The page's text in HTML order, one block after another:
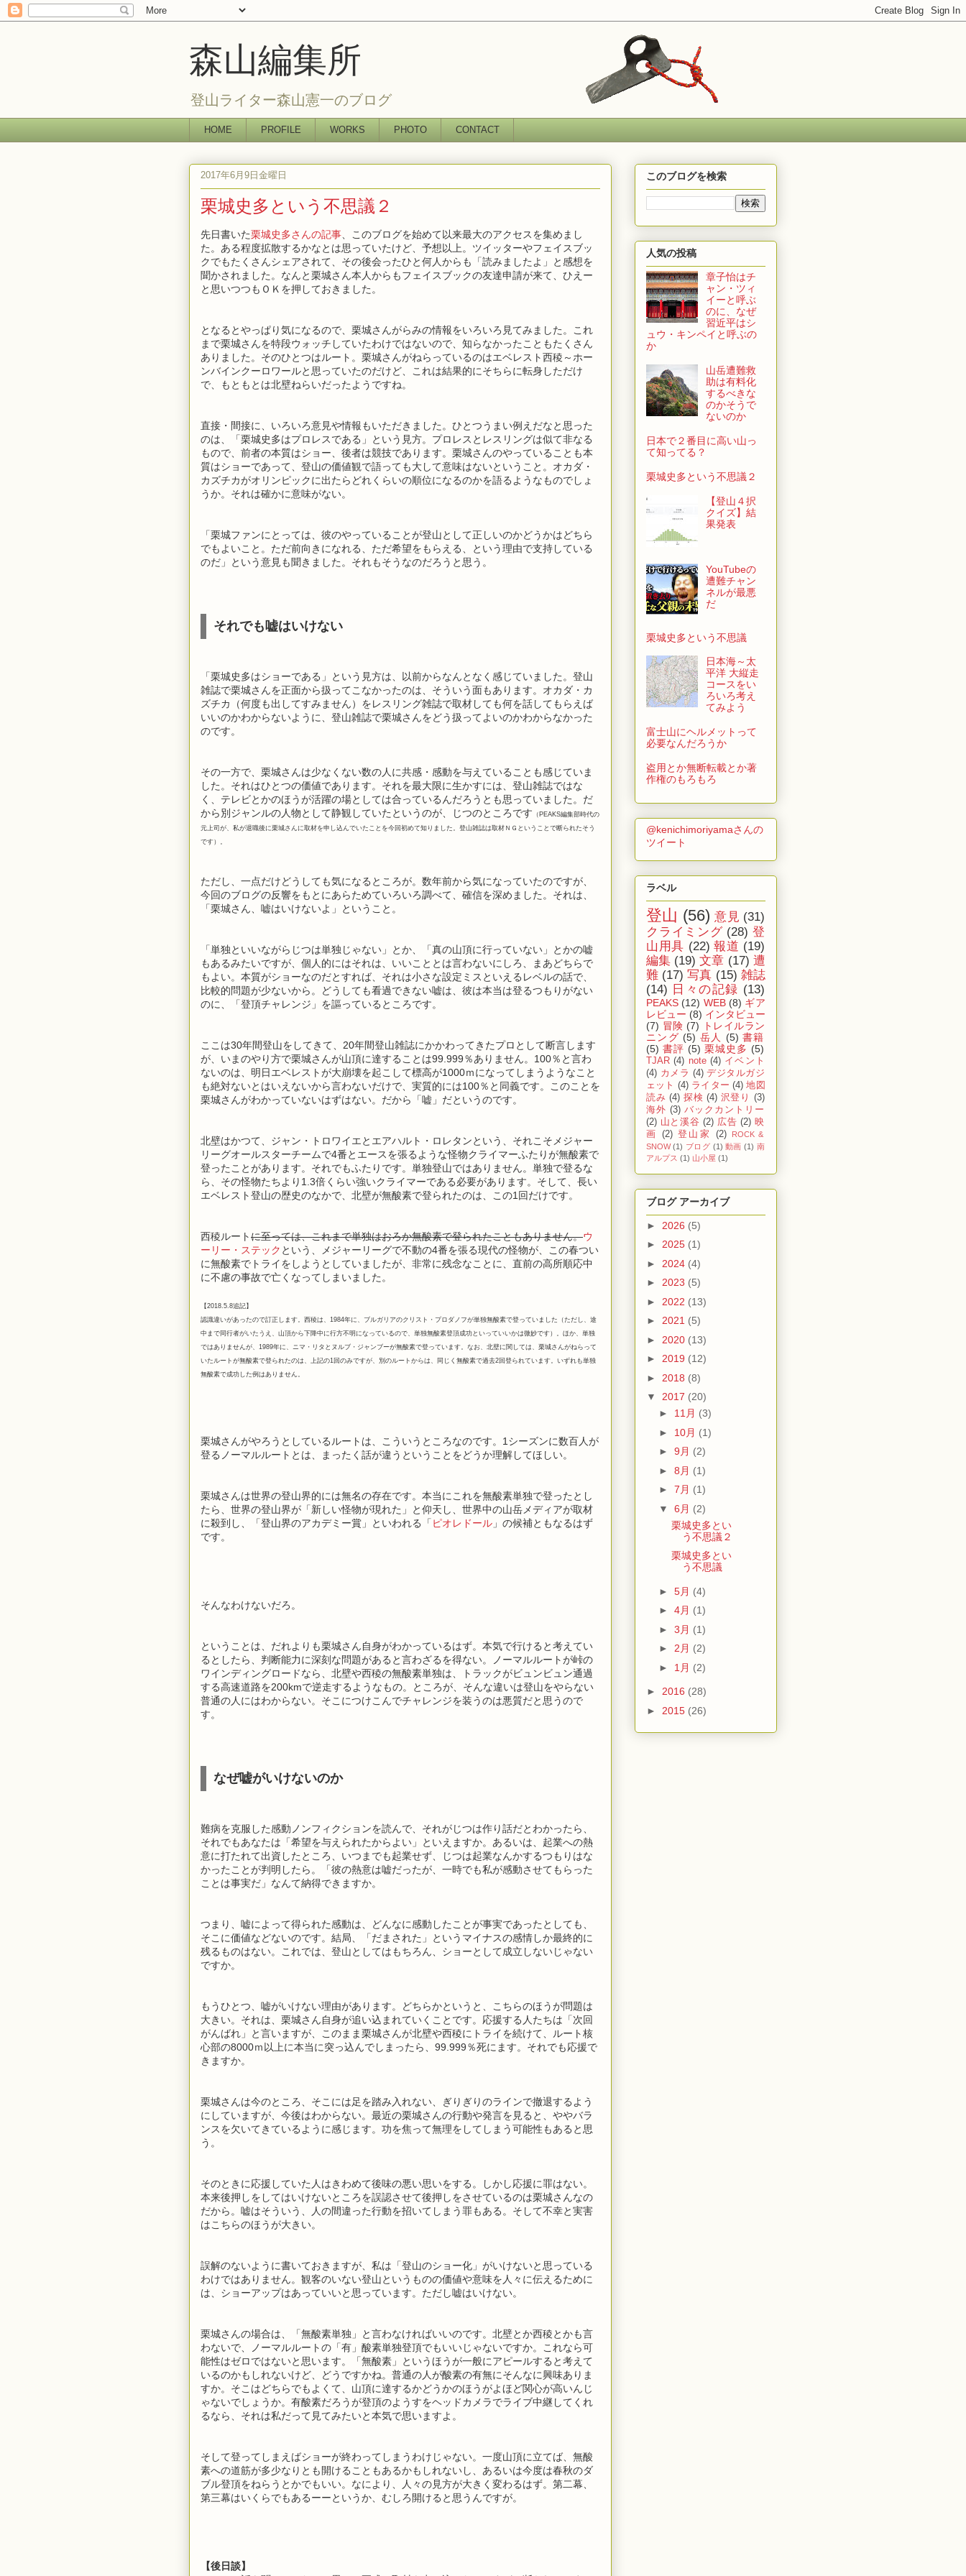
森山編集所
登山ライター森山憲一のブログ
HOME PROFILE WORKS PHOTO CONTACT
2017年6月9日金曜日
栗城史多という不思議２
先日書いた栗城史多さんの記事 、このブログを始めて以来最大のアクセスを集めまし
た。ある程度拡散するかなとは思っていたけど、予想以上。ツイッターやフェイスブッ
クでもたくさんシェアされて、その後会ったひと何人からも「読みましたよ」と感想を
聞かされました。なんと栗城さん本人からもフェイスブックの友達申請が来て、ひえー
と思いつつもＯＫを押しておきました。
となるとやっぱり気になるので、栗城さんがらみの情報をいろいろ見てみました。これ
まで栗城さんを特段ウォッチしていたわけではないので、知らなかったこともたくさん
ありました。そのひとつはルート。栗城さんがねらっているのはエベレスト西稜～ホー
ンバインクーロワールと思っていたのだけど、これは結果的にそちらに転身しただけ
で、もともとは北壁ねらいだったようですね。
直接・間接に、いろいろ意見や情報もいただきました。ひとつうまい例えだなと思った
のは、「栗城史多はプロレスである」という見方。プロレスとレスリングは似て非なる
もので、前者の本質はショー、後者は競技であります。栗城さんのやっていることも本
質はショーであって、登山の価値観で語っても大して意味はないということ。オカダ・
カズチカがオリンピックに出たらどれくらいの順位になるのかを語るようなものでしょ
うか。それは確かに意味がない。
「栗城ファンにとっては、彼のやっていることが登山として正しいのかどうかはどちら
でもよいこと。ただ前向きになれる、ただ希望をもらえる、という理由で支持している
のだ」という意見も聞きました。それもそうなのだろうと思う。
それでも嘘はいけない
「栗城史多はショーである」という見方は、以前からなんとなく感じていました。登山
雑誌で栗城さんを正面から扱ってこなかったのは、そういう面もあります。オカダ・カ
ズチカ（何度も出してすみません）をレスリング雑誌で取材しても何を話してもらえば
いいのかわからないように、登山雑誌で栗城さんをどう扱ってよいのかわからなかった
のです。
その一方で、栗城さんは少なくない数の人に共感・感動を与えていることも感じていま
した。それはひとつの価値であります。それを最大限に生かすには、登山雑誌ではな
く、テレビとかのほうが活躍の場としては合っているんだろうとも思っていました。だ
から別ジャンルの人物として静観していたというのが、じつのところです （PEAKS編集部時代の
元上司が、私が退職後に栗城さんに取材を申し込んでいたことを今回初めて知りました。登山雑誌は取材ＮＧということで断られたそう
です）。
ただし、一点だけどうしても気になるところが。数年前から気になっていたのですが、
今回のブログの反響をもとにあらためていろいろ調べて、確信を深めました。それは、
「栗城さん、嘘はいけないよ」ということ。
「単独といいながらじつは単独じゃない」とか、「真の山頂に行っていない」とかの嘘
もあるみたいですが、個人的にはそれは、いいこととは言わないにしろ、まあどちらで
もよい。本質がショーなのだとすれば、それは小さな設定ミスといえるレベルの話で、
比較的問題が少ないから。どうしても看過できない嘘は、彼は本当は登るつもりがない
のに、「登頂チャレンジ」を謳っているところです。
ここは30年間登山をしてきて、20年間登山雑誌にかかわってきたプロとして断言します
が、いまのやり方で栗城さんが山頂に達することは99.999％ありません。100％と言わ
ないのは、明日エベレストが大崩壊を起こして標高が1000ｍになってしまうようなこと
も絶対ないとはいえないから言わないだけで、実質的には100％と同義です。このことを
栗城さんがわかっていないはずはない。だから「嘘」だというのです。
北壁はかつて、ジャン・トロワイエとエアハルト・ロレタンという、それこそメジャー
リーグオールスターチームで4番とエースを張るような怪物クライマーふたりが無酸素で
登ったことがあります。それでもふたりです。単独登山ではありません。単独で登るな
ら、その怪物たちより1.3倍くらい強いクライマーである必要があります。そして、長い
エベレスト登山の歴史のなかで、北壁が無酸素で登られたのは、この1回だけです。
西稜ルートに至っては、これまで単独はおろか無酸素で登られたこともありません。ウ
ーリー・ステック という、メジャーリーグで不動の4番を張る現代の怪物が、この春つい
に無酸素でトライをしようとしていましたが、非常に残念なことに、直前の高所順応中
に不慮の事故で亡くなってしまいました。
【2018.5.8追記】
認識違いがあったので訂正します。西稜は、1984年に、ブルガリアのクリスト・プロダノフが単独無酸素で登っていました（ただし、途
中まで同行者がいたうえ、山頂から下降中に行方不明になっているので、単独無酸素登頂成功といっていいかは微妙です）。ほか、単独
ではありませんが、1989年に、ニマ・リタとヌルブ・ジャンブーが無酸素で登っています。なお、北壁に関しては、 栗城さんがねらって
いたルートが無酸素で登られたのは、上記の1回のみですが、別のルートからは、同じく無酸素で過去2回登られています。いずれも単独
無酸素で成功した例はありません。
栗城さんがやろうとしているルートは、こういうところなのです。1シーズンに数百人が
登るノーマルルートとは、まったく話が違うということをどうか理解してほしい。
栗城さんは世界の登山界的には無名の存在です。本当にこれを無酸素単独で登ったとし
たら、世界の登山界が「新しい怪物が現れた」と仰天し、世界中の山岳メディアが取材
に殺到し、「登山界のアカデミー賞」といわれる「ピオレドール 」の候補ともなるはず
です。
そんなわけないだろ。
ということは、だれよりも栗城さん自身がわかっているはず。本気で行けると考えてい
るとしたら、判断能力に深刻な問題があると言わざるを得ない。ノーマルルートが峠の
ワインディングロードなら、北壁や西稜の無酸素単独は、トラックがビュンビュン通過
する高速道路を200kmで逆走するようなもの。ところが、そんな違いは登山をやらない
普通の人にはわからない。そこにつけこんでチャレンジを装うのは悪質だと思うので
す。
なぜ嘘がいけないのか
難病を克服した感動ノンフィクションを読んで、それがじつは作り話だとわかったら、
それでもあなたは「希望を与えられたからよい」といえますか。あるいは、起業への熱
意に打たれて出資したところ、いつまでも起業せず、じつは起業なんかするつもりはな
かったことが判明したら。「彼の熱意は嘘だったが、一時でも私が感動させてもらった
ことは事実だ」なんて納得できますか。
つまり、嘘によって得られた感動は、どんなに感動したことが事実であったとしても、
そこに価値などないのです。結局、「だまされた」というマイナスの感情しか最終的に
残るものはない。これでは、登山としてはもちろん、ショーとして成立しないじゃない
ですか。
もうひとつ、嘘がいけない理由があります。どちらかというと、こちらのほうが問題は
大きい。それは、栗城さん自身が追い込まれていくことです。応援する人たちは「次回
がんばれ」と言いますが、このまま栗城さんが北壁や西稜にトライを続けて、ルート核
心部の8000ｍ以上に本当に突っ込んでしまったら、99.999％死にます。それでも応援で
きますか。
栗城さんは今のところ、そこには足を踏み入れない、ぎりぎりのラインで撤退するよう
にしていますが、今後はわからない。最近の栗城さんの行動や発言を見ると、ややバラ
ンスを欠いてきているように感じます。功を焦って無理をしてしまう可能性もあると思
う。
そのときに応援していた人はきわめて後味の悪い思いをする。しかし応援に罪はない。
本来後押しをしてはいけないところを誤認させて後押しをさせているのは栗城さんなの
だから。嘘はそういう、人の間違った行動を招いてしまう罪もある。そして不幸と実害
はこちらのほうが大きい。
誤解のないように書いておきますが、私は「登山のショー化」がいけないと思っている
わけではありません。観客のいない登山というものの価値や意味を人々に伝えるために
は、ショーアップはあっていいと思っています。ただし嘘はいけない。
栗城さんの場合は、「無酸素単独」と言わなければいいのです。北壁とか西稜とかも言
わないで、ノーマルルートの「有」酸素単独登頂でもいいじゃないですか。これなら可
能性はゼロではないと思います。「無酸素」というほうが一般にアピールすると考えて
いるのかもしれないけど、どうですかね。普通の人が酸素の有無にそんなに興味ありま
すか。そこはどちらでもよくて、山頂に達するかどうかのほうがよほど関心が高いんじ
ゃないでしょうか。有酸素だろうが登頂のようすをヘッドカメラでライブ中継してくれ
るなら、それは私だって見てみたいと本気で思いますよ。
そして登ってしまえばショーが終わってしまうわけじゃない。一度山頂に立てば、無酸
素への道筋が多少なりとも開けることもあるかもしれないし、あるいは今度は春秋のダ
ブル登頂をねらうとかでもいい。なにより、人々の見方が大きく変わるはず。第二幕、
第三幕はいくらでもあるーーというか、むしろ開けると思うんですが。
【後日談】
このブログを検索
人気の投稿
章子怡はチ
ャン・ツィ
イーと呼ぶ
のに、なぜ
習近平はシ
ュウ・キンペイと呼ぶの
か
山岳遭難救
助は有料化
するべきな
のかそうで
ないのか
日本で２番目に高い山っ
て知ってる？
栗城史多という不思議２
【登山４択
クイズ】結
果発表
YouTubeの
遭難チャン
ネルが最悪
だ
栗城史多という不思議
日本海～太
平洋 大縦走
コースをい
ろいろ考え
てみよう
富士山にヘルメットって
必要なんだろうか
盗用とか無断転載とか著
作権のもろもろ
@kenichimoriyamaさんの
ツイート
ラベル
登山 (56) 意見 (31)
クライミング (28) 登
山用具 (22) 報道 (19)
編集 (19) 文章 (17) 遭
難 (17) 写真 (15) 雑誌
(14) 日々の記録 (13)
PEAKS (12) WEB (8) ギア
レビュー (8) インタビュー
(7) 冒険 (7)
トレイルラン
ニング (5) 岳人 (5) 書籍
(5) 書評 (5) 栗城史多 (5)
TJAR (4) note (4) イベント
(4) カメラ (4) デジタルガジ
ェット (4) ライター (4) 地図
読み (4) 探検 (4) 沢登り
(3)
海外 (3) バックカントリー
(2) 山と溪谷 (2) 広告 (2) 映
画
(2) 登山家 (2)
ROCK &
SNOW (1) ブログ (1) 動画 (1) 南
アルプス (1) 山小屋 (1)
ブログ アーカイブ
► 2026 (5)
► 2025 (1)
► 2024 (4)
► 2023 (5)
► 2022 (13)
► 2021 (5)
► 2020 (13)
► 2019 (12)
► 2018 (8)
▼ 2017 (20)
► 11月 (3)
► 10月 (1)
► 9月 (2)
► 8月 (1)
► 7月 (1)
▼ 6月 (2)
栗城史多とい
う不思議２
栗城史多とい
う不思議
► 5月 (4)
► 4月 (1)
► 3月 (1)
► 2月 (2)
► 1月 (2)
► 2016 (28)
► 2015 (26)